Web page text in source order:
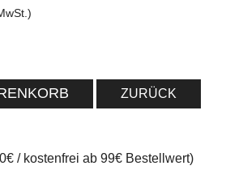
ZURÜCK
/ kostenfrei ab 99€ Bestellwert)